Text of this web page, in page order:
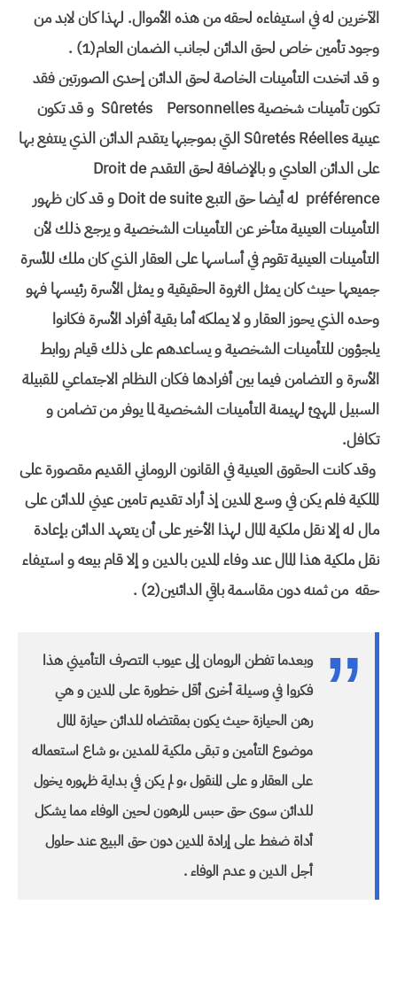
الآخرين له في استيفاءه لحقه من هذه الأموال. لهذا كان لابد من
وجود تأمين خاص لحق الدائن لجانب الضمان العام(1) .
و قد اتخدت التأمينات الخاصة لحق الدائن إحدى الصورتين فقد
تكون تأمينات شخصية Sûretés Personnelles و قد تكون
عينية Sûretés Réelles التي بموجبها يتقدم الدائن الذي ينتفع بها
على الدائن العادي و بالإضافة لحق التقدم Droit de
préférence له أيضا حق التبع Doit de suite و قد كان ظهور
التأمينات العينية متأخر عن التأمينات الشخصية و يرجع ذلك لأن
التأمينات العينية تقوم في أساسها على العقار الذي كان ملك للأسرة
جميعها حيث كان يمثل الثروة الحقيقية و يمثل الأسرة رئيسها فهو
وحده الذي يحوز العقار و لا يملكه أما بقية أفراد الأسرة فكانوا
يلجؤون للتأمينات الشخصية و يساعدهم على ذلك قيام روابط
الأسرة و التضامن فيما بين أفرادها فكان النظام الاجتماعي للقبيلة
السبيل المهيئ لهيمنة التأمينات الشخصية لما يوفر من تضامن و
تكافل.
وقد كانت الحقوق العينية في القانون الروماني القديم مقصورة على
الملكية فلم يكن في وسع المدين إذ أراد تقديم تامين عيني للدائن على
مال له إلا نقل ملكية المال لهذا الأخير على أن يتعهد الدائن بإعادة
نقل ملكية هذا المال عند وفاء المدين بالدين و إلا قام بيعه و استيفاء
حقه من ثمنه دون مقاسمة باقي الدائنين(2) .
وبعدما تفطن الرومان إلى عيوب التصرف التأميني هذا
فكروا في وسيلة أخرى أقل خطورة على المدين و هي
رهن الحيازة حيث يكون بمقتضاه للدائن حيازة المال
موضوع التأمين و تبقى ملكية للمدين ،و شاع استعماله
على العقار و على المنقول ،و لم يكن في بداية ظهوره يخول
للدائن سوى حق حبس المرهون لحين الوفاء مما يشكل
أداة ضغط على إرادة المدين دون حق البيع عند حلول
أجل الدين و عدم الوفاء .